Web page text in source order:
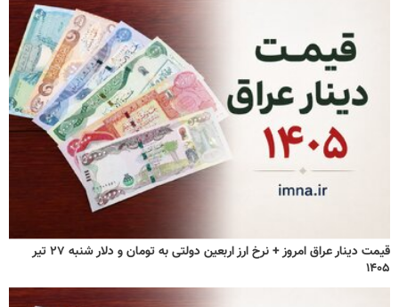
قیمت دینار عراق امروز + نرخ ارز اربعین دولتی به تومان و دلار شنبه ۲۷ تیر
۱۴۰۵